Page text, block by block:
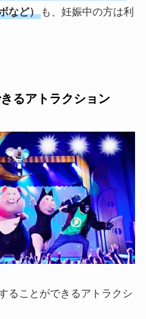
など）も、妊娠中の方は利
るアトラクション
ることができるアトラクシ